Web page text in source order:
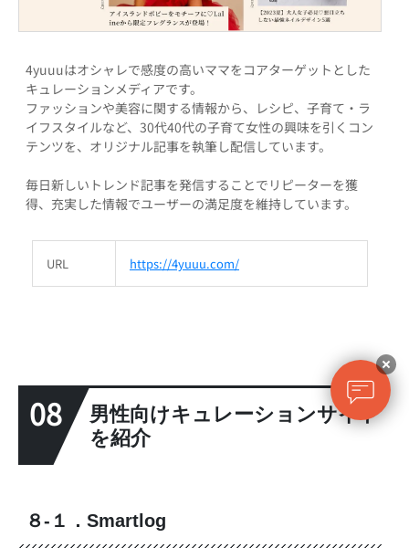
4yuuuはオシャレで感度の高いママをコアターゲットとした
キュレーションメディアです。
ファッションや美容に関する情報から、レシピ、子育て・ラ
イフスタイルなど、30代40代の子育て女性の興味を引くコン
テンツを、オリジナル記事を執筆し配信しています。
毎日新しいトレンド記事を発信することでリピーターを獲
得、充実した情報でユーザーの満足度を維持しています。
URL https://4yuuu.com/
08
男性向けキュレーションサイト
を紹介
８-１．Smartlog